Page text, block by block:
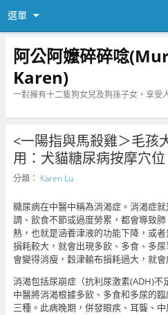
選單
阿公阿嬤碎碎唸
Karen)
一對擁有十二隻狗女兒及狗孫子女，享受
<一陽指與馬殺雞＞毛孩
用：犬貓糖尿病按摩穴位
分類： Karen Lu
糖尿病在中醫中稱為消渴症。消渴症
調、飲食不節或過度勞累，都會導致
熱，也就是涵養津液的功能下降，或
損耗較大，就會出現多飲、多食、多
會變得消瘦，穀津輸布損耗過大，就會
消渴包括尿崩症（抗利尿激素(ADH)不
中醫將消渴根據多飲、多食和多尿的
三種。此病晚期，併發眼疾、耳聾、